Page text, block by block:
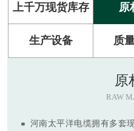
上千万现货库存 原
生产设备 质
原
RAW
河南太平洋电缆拥有多套